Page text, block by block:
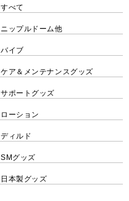
すべて
ニップルドーム他
バイブ
ケア＆メンテナンスグッズ
サポートグッズ
ローション
ディルド
SMグッズ
日本製グッズ